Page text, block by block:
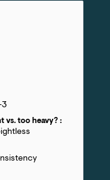
3
vs. too heavy? :